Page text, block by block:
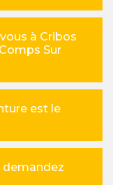
à Cribos
Sur
est le
demandez